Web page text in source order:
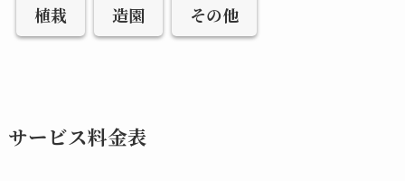
植栽 造園 その他
サービス料金表